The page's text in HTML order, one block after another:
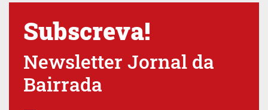
Subscreva!
Newsletter Jornal da
Bairrada